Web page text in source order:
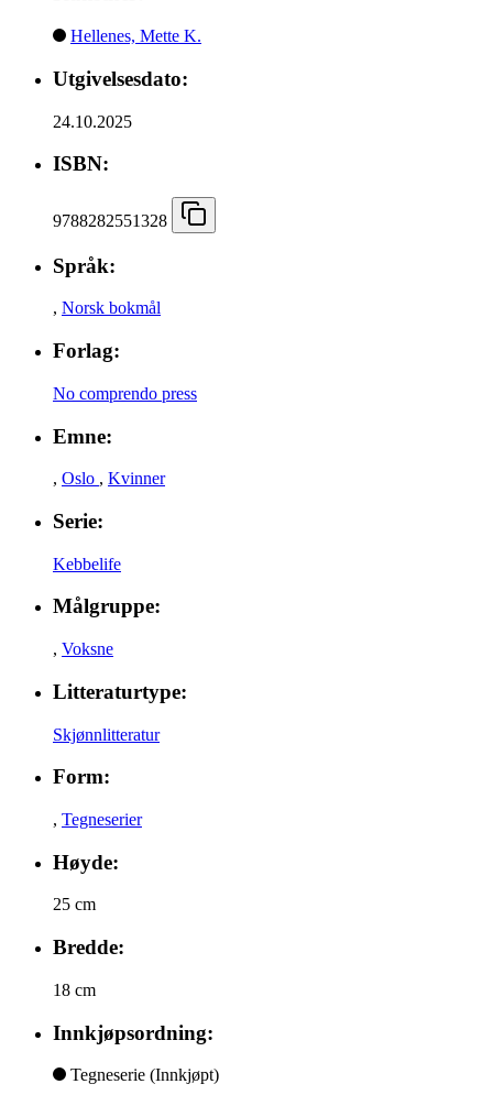
Hellenes, Mette K.
Utgivelsesdato:
24.10.2025
ISBN:
9788282551328
Språk:
, Norsk bokmål
Forlag:
No comprendo press
Emne:
, Oslo , Kvinner
Serie:
Kebbelife
Målgruppe:
, Voksne
Litteraturtype:
Skjønnlitteratur
Form:
, Tegneserier
Høyde:
25 cm
Bredde:
18 cm
Innkjøpsordning:
Tegneserie (Innkjøpt)